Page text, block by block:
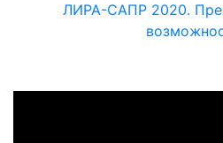
ЛИРА-САПР 2020.